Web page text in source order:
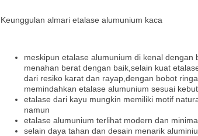
Keunggulan almari etalase alumunium kaca
meskipun etalase alumunium di kenal dengan
menahan berat dengan baik,selain kuat
dari resiko karat dan rayap,dengan bobot
memindahkan etalase alumunium sesuai
etalase dari kayu mungkin memiliki motif
namun
etalase alumunium terlihat modern dan
selain daya tahan dan desain menarik